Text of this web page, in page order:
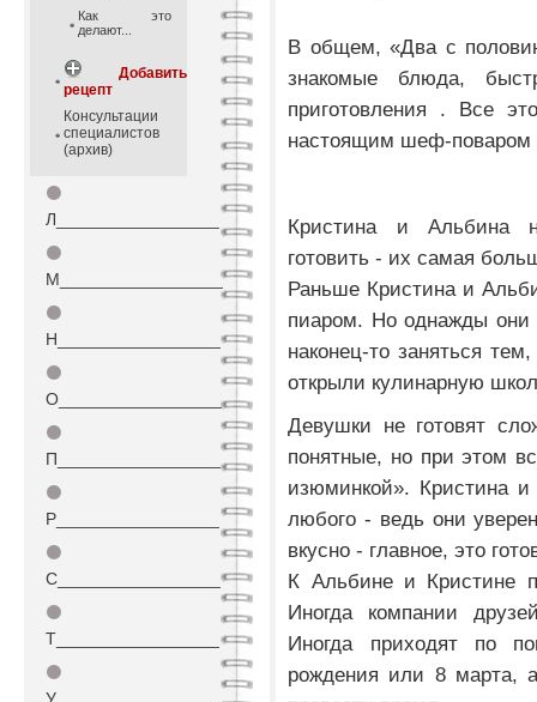
Как это
делают...
Добавить
рецепт
Консультации
специалистов
(архив)
⚫
Л_________________
⚫
М_________________
⚫
Н_________________
⚫
О_________________
⚫
П_________________
⚫
Р_________________
⚫
С_________________
⚫
Т_________________
⚫
В общем, «Два с
знакомые блюда,
приготовления . Все
настоящим шеф-поваром
Кристина и Альбина
готовить - их самая
Раньше Кристина и
пиаром. Но однажды они
наконец-то заняться
открыли кулинарную
Девушки не готовят
понятные, но при этом
изюминкой». Кристина и
любого - ведь они
вкусно - главное, это
К Альбине и Кристине
Иногда компании
Иногда приходят по
рождения или 8 марта,